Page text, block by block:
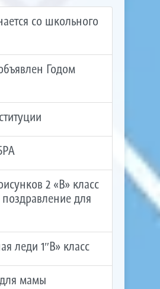
со школьного
Годом
2 «В» класс
для
леди 1″В» класс
мамы